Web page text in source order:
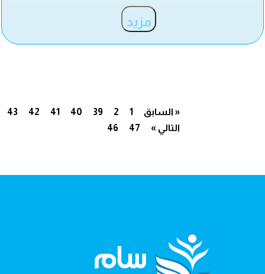
مزيد
« السابق 1
2
39
40
41
42
43
46
47 التالي »